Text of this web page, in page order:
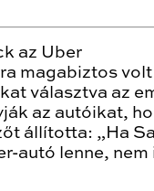
az Uber
magabiztos volt
választva az
az autóikat,
állította: „Ha
autó lenne, nem